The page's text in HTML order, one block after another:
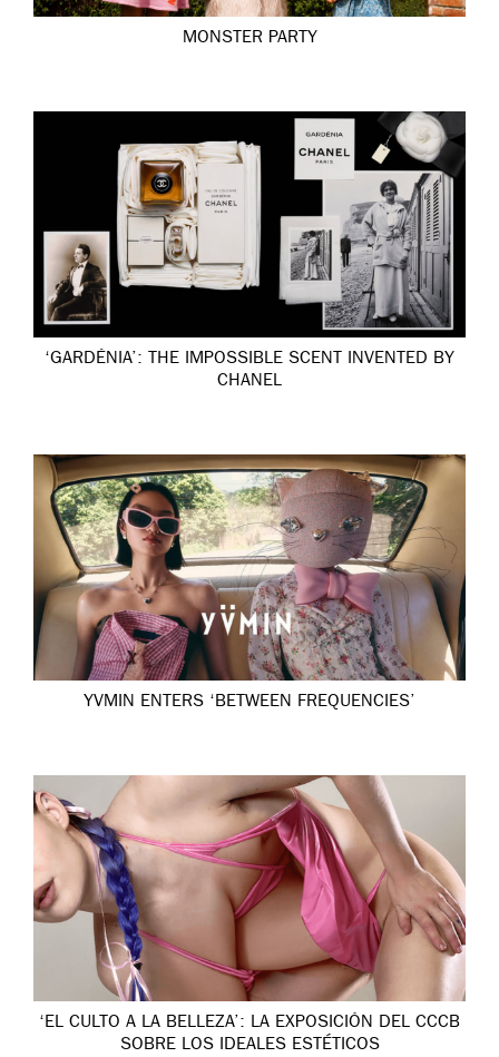
MONSTER PARTY
‘GARDÉNIA’: THE IMPOSSIBLE SCENT INVENTED BY
CHANEL
YVMIN ENTERS ‘BETWEEN FREQUENCIES’
‘EL CULTO A LA BELLEZA’: LA EXPOSICIÓN DEL CCCB
SOBRE LOS IDEALES ESTÉTICOS